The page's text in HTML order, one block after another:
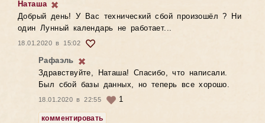
Наташа
Добрый день! У Вас технический сбой произошёл ? Ни
один Лунный календарь не работает...
18.01.2020 в 15:02
Рафаэль
Здравствуйте, Наташа! Спасибо, что написали.
Был сбой базы данных, но теперь все хорошо.
18.01.2020 в 22:55 1
комментировать